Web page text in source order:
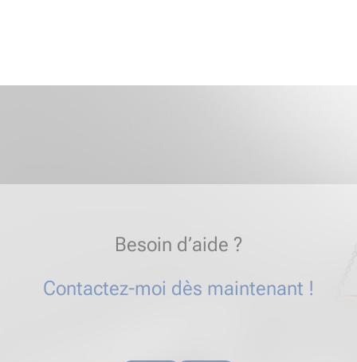
Besoin d’aide ?
Contactez-moi dès maintenant !